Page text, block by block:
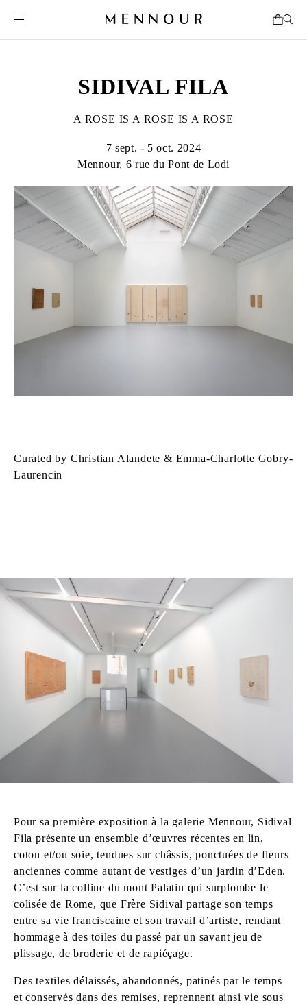
SIDIVAL FILA
A ROSE IS A ROSE IS A ROSE
7 sept. - 5 oct. 2024
Mennour, 6 rue du Pont de Lodi
Curated by Christian Alandete & Emma-Charlotte Gobry-
Laurencin
Pour sa première exposition à la galerie Mennour, Sidival
Fila présente un ensemble d’œuvres récentes en lin,
coton et/ou soie, tendues sur châssis, ponctuées de fleurs
anciennes comme autant de vestiges d’un jardin d’Eden.
C’est sur la colline du mont Palatin qui surplombe le
colisée de Rome, que Frère Sidival partage son temps
entre sa vie franciscaine et son travail d’artiste, rendant
hommage à des toiles du passé par un savant jeu de
plissage, de broderie et de rapiéçage.
Des textiles délaissés, abandonnés, patinés par le temps
et conservés dans des remises, reprennent ainsi vie sous